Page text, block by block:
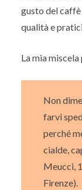
gusto del caffè
qualità e
La mia
Non
farvi
perché
cialde,
Meucci,
Firenze).